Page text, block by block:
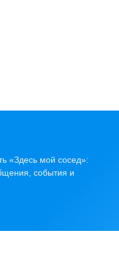
«Здесь мой сосед»:
события и